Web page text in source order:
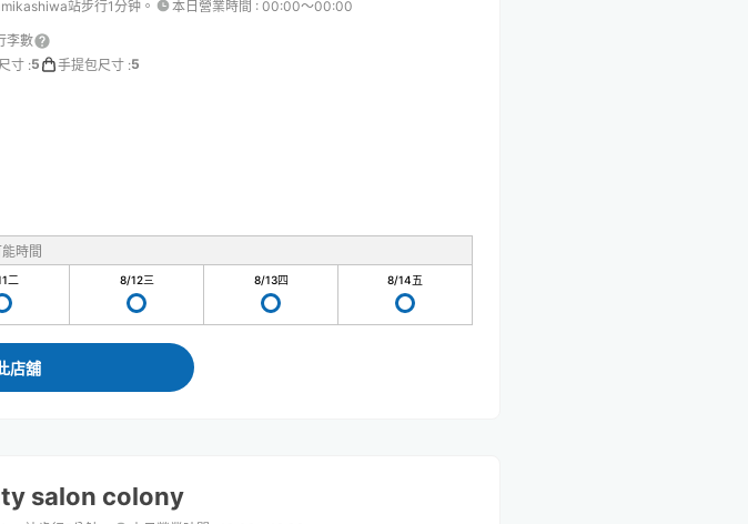
站步行1分钟。 本日營業時間 : 00:00〜00:00
李數
寸 :5 手提包尺寸 :5
時間
二 8/12三 8/13四 8/14五
店舖
salon colony